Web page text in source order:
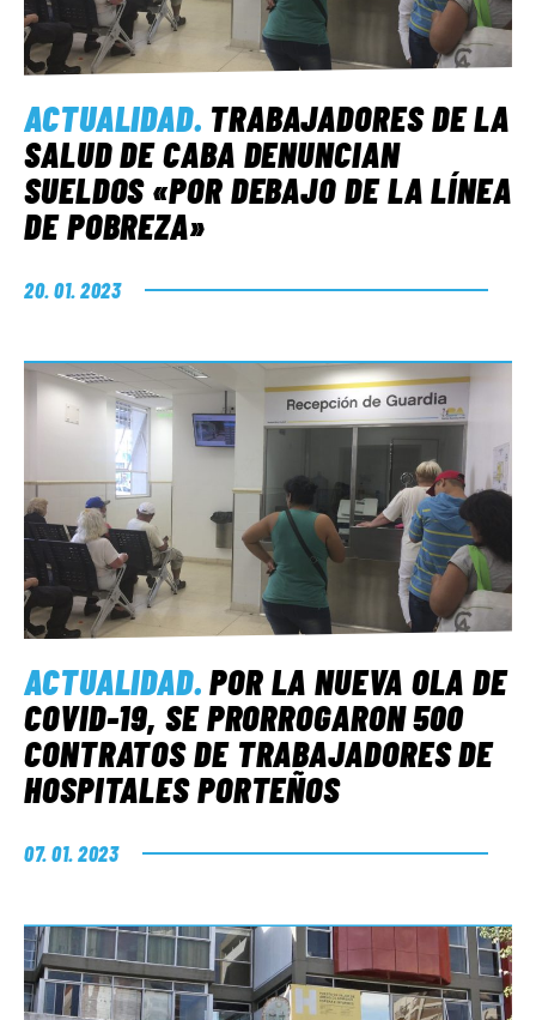
ACTUALIDAD. TRABAJADORES DE LA
SALUD DE CABA DENUNCIAN
SUELDOS «POR DEBAJO DE LA LÍNEA
DE POBREZA»
20. 01. 2023
ACTUALIDAD.POR LA NUEVA OLA DE
COVID-19, SE PRORROGARON 500
CONTRATOS DE TRABAJADORES DE
HOSPITALES PORTEÑOS
07. 01. 2023